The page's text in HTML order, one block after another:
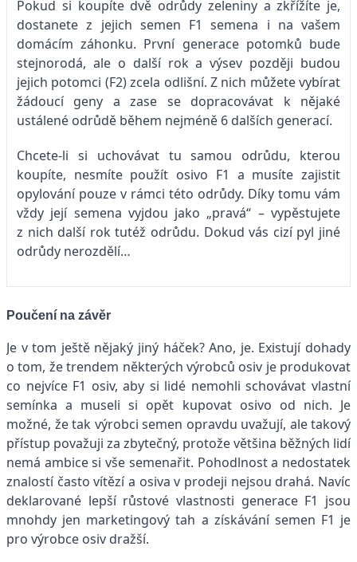
Pokud si koupíte dvě odrůdy zeleniny a zkřížíte je,
dostanete z jejich semen F1 semena i na vašem
domácím záhonku. První generace potomků bude
stejnorodá, ale o další rok a výsev později budou
jejich potomci (F2) zcela odlišní. Z nich můžete vybírat
žádoucí geny a zase se dopracovávat k nějaké
ustálené odrůdě během nejméně 6 dalších generací.
Chcete-li si uchovávat tu samou odrůdu, kterou
koupíte, nesmíte použít osivo F1 a musíte zajistit
opylování pouze v rámci této odrůdy. Díky tomu vám
vždy její semena vyjdou jako „pravá“ – vypěstujete
z nich další rok tutéž odrůdu. Dokud vás cizí pyl jiné
odrůdy nerozdělí…
Poučení na závěr
Je v tom ještě nějaký jiný háček? Ano, je. Existují dohady
o tom, že trendem některých výrobců osiv je produkovat
co nejvíce F1 osiv, aby si lidé nemohli schovávat vlastní
semínka a museli si opět kupovat osivo od nich. Je
možné, že tak výrobci semen opravdu uvažují, ale takový
přístup považuji za zbytečný, protože většina běžných lidí
nemá ambice si vše semenařit. Pohodlnost a nedostatek
znalostí často vítězí a osiva v prodeji nejsou drahá. Navíc
deklarované lepší růstové vlastnosti generace F1 jsou
mnohdy jen marketingový tah a získávání semen F1 je
pro výrobce osiv dražší.